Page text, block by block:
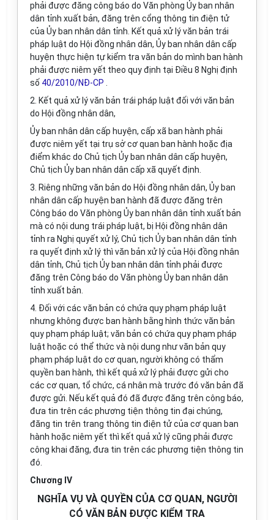
phải được đăng công báo do Văn phòng Ủy ban nhân
dân tỉnh xuất bản, đăng trên cổng thông tin điện tử
của Ủy ban nhân dân tỉnh. Kết quả xử lý văn bản trái
pháp luật do Hội đồng nhân dân, Ủy ban nhân dân cấp
huyện thực hiện tự kiểm tra văn bản do mình ban hành
phải được niêm yết theo quy định tại Điều 8 Nghị định
số 40/2010/NĐ-CP
2. Kết quả xử lý văn bản trái pháp luật đối với văn bản
do Hội đồng nhân dân,
Ủy ban nhân dân cấp huyện, cấp xã ban hành phải
được niêm yết tại trụ sở cơ quan ban hành hoặc địa
điểm khác do Chủ tịch Ủy ban nhân dân cấp huyện,
Chủ tịch Ủy ban nhân dân cấp xã quyết định.
3. Riêng những văn bản do Hội đồng nhân dân, Ủy ban
nhân dân cấp huyện ban hành đã được đăng trên
Công báo do Văn phòng Ủy ban nhân dân tỉnh xuất bản
mà có nội dung trái pháp luật, bị Hội đồng nhân dân
tỉnh ra Nghị quyết xử lý, Chủ tịch Ủy ban nhân dân tỉnh
ra quyết định xử lý thì văn bản xử lý của Hội đồng nhân
dân tỉnh, Chủ tịch Ủy ban nhân dân tỉnh phải được
đăng trên Công báo do Văn phòng Ủy ban nhân dân
tỉnh xuất bản.
4. Đối với các văn bản có chứa quy phạm pháp luật
nhưng không được ban hành bằng hình thức văn bản
quy phạm pháp luật; văn bản có chứa quy phạm pháp
luật hoặc có thể thức và nội dung như văn bản quy
phạm pháp luật do cơ quan, người không có thẩm
quyền ban hành, thì kết quả xử lý phải được gửi cho
các cơ quan, tổ chức, cá nhân mà trước đó văn bản đã
được gửi. Nếu kết quả đó đã được đăng trên công báo,
đưa tin trên các phương tiện thông tin đại chúng,
đăng tin trên trang thông tin điện tử của cơ quan ban
hành hoặc niêm yết thì kết quả xử lý cũng phải được
công khai đăng, đưa tin trên các phương tiện thông tin
đó.
Chương IV
NGHĨA VỤ VÀ QUYỀN CỦA CƠ QUAN, NGƯỜI
CÓ VĂN BẢN ĐƯỢC KIỂM TRA